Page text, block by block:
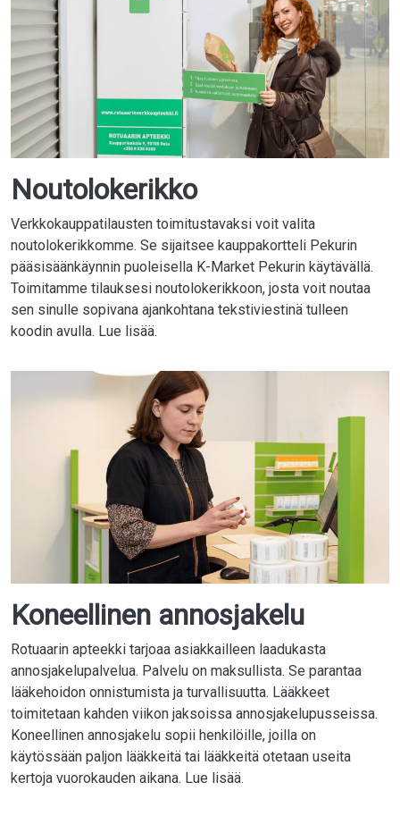
Noutolokerikko
Verkkokauppatilausten toimitustavaksi voit valita
noutolokerikkomme. Se sijaitsee kauppakortteli Pekurin
pääsisäänkäynnin puoleisella K-Market Pekurin käytävällä.
Toimitamme tilauksesi noutolokerikkoon, josta voit noutaa
sen sinulle sopivana ajankohtana tekstiviestinä tulleen
koodin avulla. Lue lisää.
Koneellinen annosjakelu
Rotuaarin apteekki tarjoaa asiakkailleen laadukasta
annosjakelupalvelua. Palvelu on maksullista. Se parantaa
lääkehoidon onnistumista ja turvallisuutta. Lääkkeet
toimitetaan kahden viikon jaksoissa annosjakelupusseissa.
Koneellinen annosjakelu sopii henkilöille, joilla on
käytössään paljon lääkkeitä tai lääkkeitä otetaan useita
kertoja vuorokauden aikana. Lue lisää.